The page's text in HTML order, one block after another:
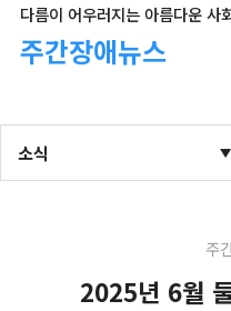
다름이 어우러지는 아름다운 사
주간장애뉴스
소식
주
2025년 6월